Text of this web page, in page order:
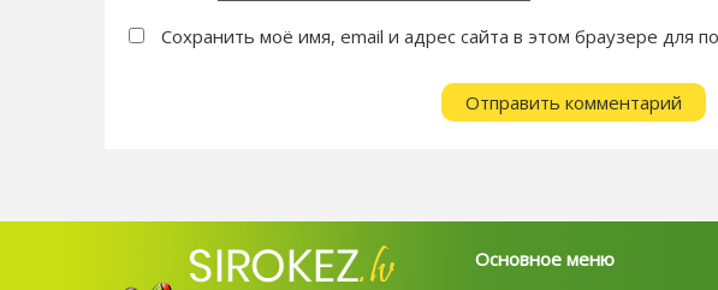
Сохранить моё имя, email и адрес сайта в этом браузере для
Основное меню